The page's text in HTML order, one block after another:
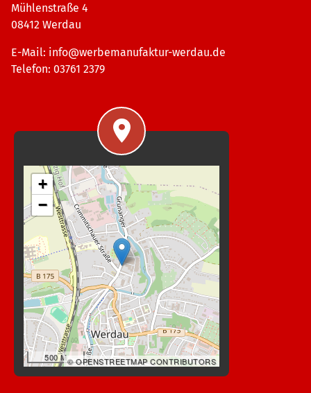
Mühlenstraße 4
08412 Werdau
E-Mail: info@werbemanufaktur-werdau.de
Telefon: 03761 2379
+
−
500 M© OPENSTREETMAP CONTRIBUTORS